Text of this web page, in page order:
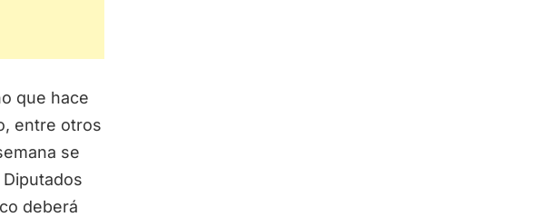
que hace
entre otros
se
deberá